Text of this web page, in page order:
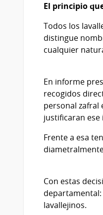
El principio
Todos los
distingue
cualquier
En informe
recogidos
personal zafral
justificaran
Frente a esa
Con estas
lavallejinos.